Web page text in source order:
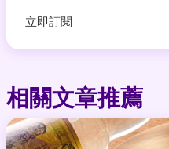
立即訂閱
相關文章推薦